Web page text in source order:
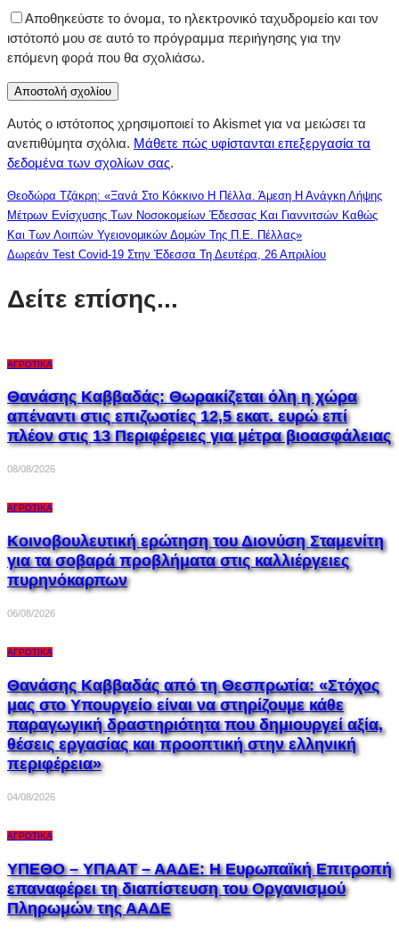
Αποθηκεύστε το όνομα, το ηλεκτρονικό ταχυδρομείο και τον
ιστότοπό μου σε αυτό το πρόγραμμα περιήγησης για την
επόμενη φορά που θα σχολιάσω.
Αυτός ο ιστότοπος χρησιμοποιεί το Akismet για να μειώσει τα
ανεπιθύμητα σχόλια. Μάθετε πώς υφίστανται επεξεργασία τα
δεδομένα των σχολίων σας.
Θεοδώρα Τζάκρη: «Ξανά Στο Κόκκινο Η Πέλλα. Άμεση Η Ανάγκη Λήψης
Μέτρων Ενίσχυσης Των Νοσοκομείων Έδεσσας Και Γιαννιτσών Καθώς
Και Των Λοιπών Υγειονομικών Δομών Της Π.Ε. Πέλλας»
Δωρεάν Test Covid-19 Στην Έδεσσα Τη Δευτέρα, 26 Απριλίου
Δείτε επίσης...
ΑΓΡΟΤΙΚΆ
Θανάσης Καββαδάς: Θωρακίζεται όλη η χώρα
απέναντι στις επιζωοτίες 12,5 εκατ. ευρώ επί
πλέον στις 13 Περιφέρειες για μέτρα βιοασφάλειας
08/08/2026
ΑΓΡΟΤΙΚΆ
Κοινοβουλευτική ερώτηση του Διονύση Σταμενίτη
για τα σοβαρά προβλήματα στις καλλιέργειες
πυρηνόκαρπων
06/08/2026
ΑΓΡΟΤΙΚΆ
Θανάσης Καββαδάς από τη Θεσπρωτία: «Στόχος
μας στο Υπουργείο είναι να στηρίζουμε κάθε
παραγωγική δραστηριότητα που δημιουργεί αξία,
θέσεις εργασίας και προοπτική στην ελληνική
περιφέρεια»
04/08/2026
ΑΓΡΟΤΙΚΆ
ΥΠΕΘΟ – ΥΠΑΑΤ – ΑΑΔΕ: H Ευρωπαϊκή Επιτροπή
επαναφέρει τη διαπίστευση του Οργανισμού
Πληρωμών της ΑΑΔΕ